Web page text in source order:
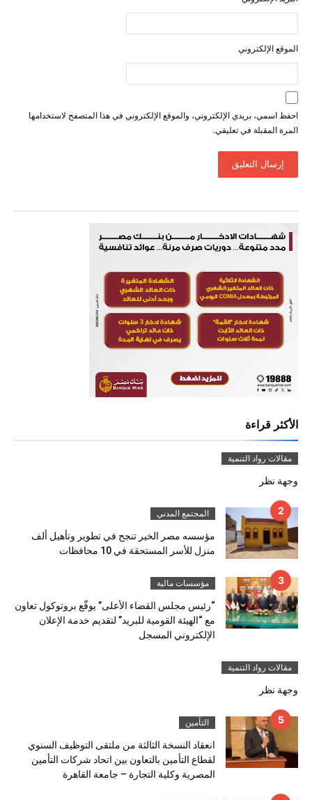
الموقع الإلكتروني
احفظ اسمي، بريدي الإلكتروني، والموقع الإلكتروني في هذا المتصفح لاستخدامها
المرة المقبلة في تعليقي.
الأكثر قراءة
مقالات رواد التنمية
وجهة نظر
المجتمع المدني
مؤسسه مصر الخير تنجح في تطوير وتأهيل ألف
منزل للأسر المستحقة في 10 محافظات
مؤسسات مالية
“رئيس مجلس القضاء الأعلى” يوقّع بروتوكول تعاون
مع “الهيئة القومية للبريد” لتقديم خدمة الإعلان
الإلكتروني المسجل
مقالات رواد التنمية
وجهة نظر
التأمين
انعقاد النسخة الثالثة من ملتقى التوظيف السنوي
لقطاع التأمين بالتعاون بين اتحاد شركات التأمين
المصرية وكلية التجارة – جامعة القاهرة